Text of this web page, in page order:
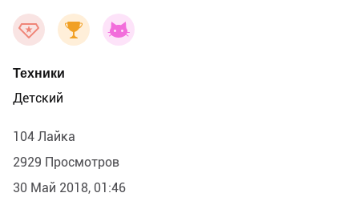
Техники
Детский
104 Лайка
2929 Просмотров
30 Май 2018, 01:46